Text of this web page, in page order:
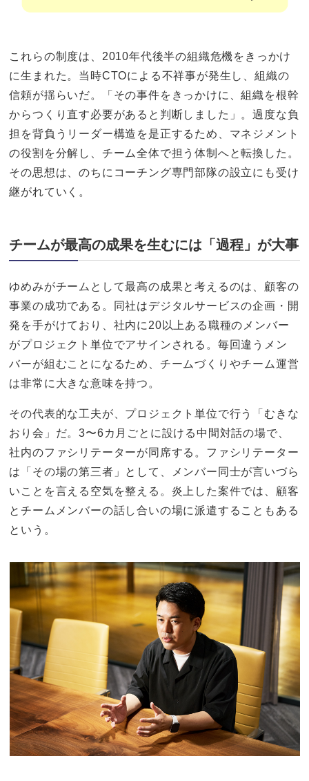
これらの制度は、2010年代後半の組織危機をきっかけ
に生まれた。当時CTOによる不祥事が発生し、組織の
信頼が揺らいだ。「その事件をきっかけに、組織を根幹
からつくり直す必要があると判断しました」。過度な負
担を背負うリーダー構造を是正するため、マネジメント
の役割を分解し、チーム全体で担う体制へと転換した。
その思想は、のちにコーチング専門部隊の設立にも受け
継がれていく。
チームが最高の成果を生むには「過程」が大事
ゆめみがチームとして最高の成果と考えるのは、顧客の
事業の成功である。同社はデジタルサービスの企画・開
発を手がけており、社内に20以上ある職種のメンバー
がプロジェクト単位でアサインされる。毎回違うメン
バーが組むことになるため、チームづくりやチーム運営
は非常に大きな意味を持つ。
その代表的な工夫が、プロジェクト単位で行う「むきな
おり会」だ。3〜6カ月ごとに設ける中間対話の場で、
社内のファシリテーターが同席する。ファシリテーター
は「その場の第三者」として、メンバー同士が言いづら
いことを言える空気を整える。炎上した案件では、顧客
とチームメンバーの話し合いの場に派遣することもある
という。